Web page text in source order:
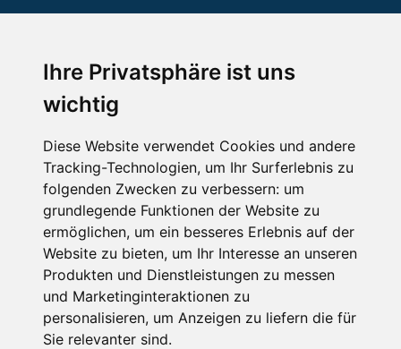
Ihre Privatsphäre ist uns
wichtig
Diese Website verwendet Cookies und andere
Tracking-Technologien, um Ihr Surferlebnis zu
folgenden Zwecken zu verbessern: um
grundlegende Funktionen der Website zu
ermöglichen, um ein besseres Erlebnis auf der
Website zu bieten, um Ihr Interesse an unseren
Produkten und Dienstleistungen zu messen
und Marketinginteraktionen zu
personalisieren, um Anzeigen zu liefern die für
Sie relevanter sind.
Wellness
SCHNEEHÖHEN SKI APP
Die Schneehoehen Ski APP für iOS und Android - Ein
Muss für alle Wintersportler und Schneefreaks!